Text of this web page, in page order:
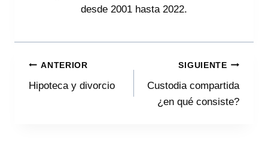
desde 2001 hasta 2022.
Navegación
de
ANTERIOR
Hipoteca y divorcio
SIGUIENTE
Custodia compartida
¿en qué consiste?